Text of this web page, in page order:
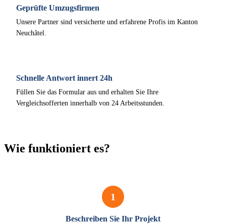
Geprüfte Umzugsfirmen
Unsere Partner sind versicherte und erfahrene Profis im Kanton
Neuchâtel.
Schnelle Antwort innert 24h
Füllen Sie das Formular aus und erhalten Sie Ihre
Vergleichsofferten innerhalb von 24 Arbeitsstunden.
Wie funktioniert es?
1
Beschreiben Sie Ihr Projekt